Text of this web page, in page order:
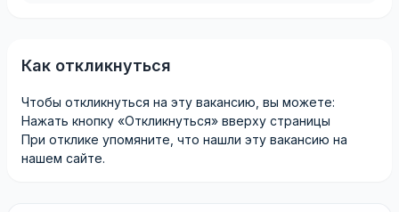
Как откликнуться
Чтобы откликнуться на эту вакансию, вы можете:
Нажать кнопку «Откликнуться» вверху страницы
При отклике упомяните, что нашли эту вакансию на
нашем сайте.